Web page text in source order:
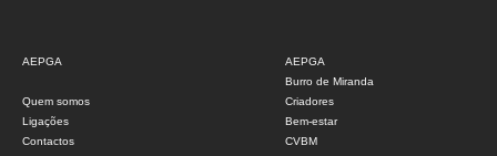
AEPGA
Quem somos
Ligações
Contactos
AEPGA
Burro de Miranda
Criadores
Bem-estar
CVBM